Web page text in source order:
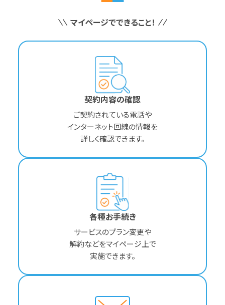
マイページでできること！
契約内容の確認
ご契約されている電話や
インターネット回線の情報を
詳しく確認できます。
各種お手続き
サービスのプラン変更や
解約などをマイページ上で
実施できます。